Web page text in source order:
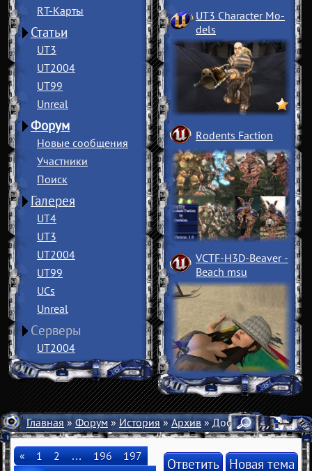
RT-Карты
Статьи
UT3
UT2004
UT99
Unreal
Форум
Новые сообщения
Участники
Поиск
Галерея
UT4
UT3
UT2004
UT99
UCs
Unreal
Серверы
UT2004
UT3 Character Mo­
dels
Rodents Faction
VCTF-H3D-Beaver ­
Beach msu
Главная»Форум»История»Архив» Досчитать до 20000
« 1 2 … 196
197
Ответить Новая тема